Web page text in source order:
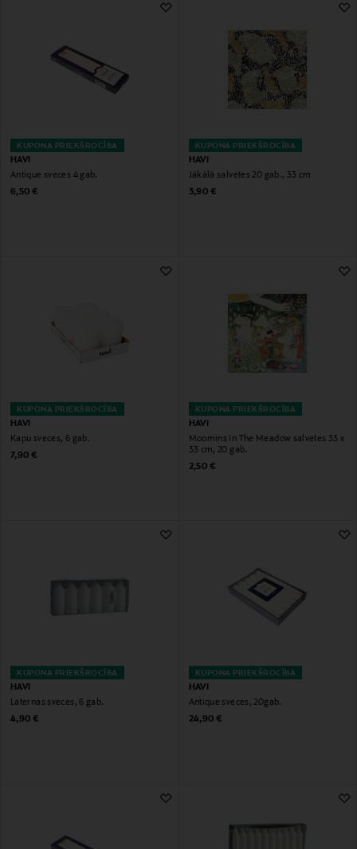
KUPONA PRIEKŠROCĪBA
HAVI
Antique sveces 4 gab.
Original Price
6,50 €
KUPONA PRIEKŠROCĪBA
HAVI
Jäkälä salvetes 20 gab., 33 cm
Original Price
3,90 €
KUPONA PRIEKŠROCĪBA
HAVI
Kapu sveces, 6 gab.
Original Price
7,90 €
KUPONA PRIEKŠROCĪBA
HAVI
Moomins In The Meadow salvetes 33 x
33 cm, 20 gab.
Original Price
2,50 €
KUPONA PRIEKŠROCĪBA
HAVI
Laternas sveces, 6 gab.
Original Price
4,90 €
KUPONA PRIEKŠROCĪBA
HAVI
Antique sveces, 20gab.
Original Price
24,90 €